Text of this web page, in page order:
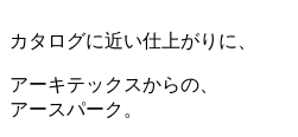
カタログに近い仕上がりに、
アーキテックスからの、
アースパーク。